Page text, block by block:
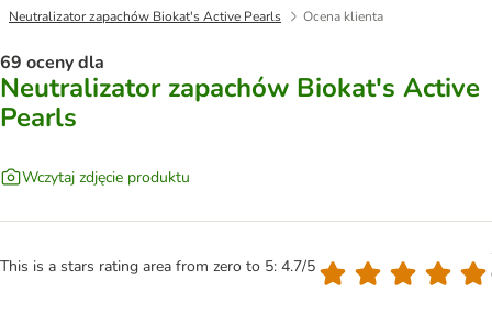
Neutralizator zapachów Biokat's Active Pearls Ocena klienta
69 oceny dla
Neutralizator zapachów Biokat's Active
Pearls
Wczytaj zdjęcie produktu
This is a stars rating area from zero to 5: 4.7/5